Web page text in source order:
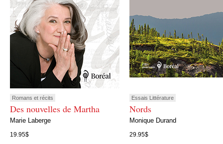
Romans et récits
Des nouvelles de Martha
Marie Laberge
19.95$
Essais Littérature
Nords
Monique Durand
29.95$